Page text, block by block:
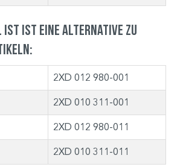
ist ist eine Alternative zu
2XD 012 980-001
2XD 010 311-001
2XD 012 980-011
2XD 010 311-011